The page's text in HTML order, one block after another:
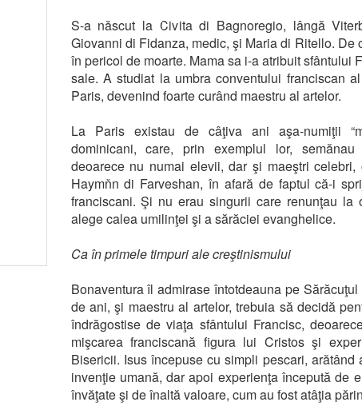
S-a născut la Civita di Bagnoregio, lângă
Giovanni di Fidanza, medic, şi Maria di Ritello. De
în pericol de moarte. Mama sa i-a atribuit sfântului
sale. A studiat la umbra conventului franciscan
Paris, devenind foarte curând maestru al artelor.
La Paris existau de câţiva ani aşa-numiţii
dominicani, care, prin exemplul lor,
deoarece nu numai elevii, dar şi maeştri
Haymňn di Farveshan, în afară de faptul că-i
franciscani. Şi nu erau singurii care renunţau
alege calea umilinţei şi a sărăciei evanghelice.
Ca în primele timpuri ale creştinismului
Bonaventura îl admirase întotdeauna pe
de ani, şi maestru al artelor, trebuia să decidă
îndrăgostise de viaţa sfântului Francisc,
mişcarea franciscană figura lui Cristos şi
Bisericii. Isus începuse cu simpli pescari,
invenţie umană, dar apoi experienţa începută de
învăţate şi de înaltă valoare, cum au fost atâţia